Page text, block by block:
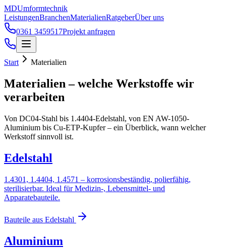
Zum Hauptinhalt springen
MDUmformtechnik
LeistungenBranchenMaterialienRatgeberÜber uns
0361 3459517Projekt anfragen
Start Materialien
Materialien – welche Werkstoffe wir
verarbeiten
Von DC04-Stahl bis 1.4404-Edelstahl, von EN AW-1050-
Aluminium bis Cu-ETP-Kupfer – ein Überblick, wann welcher
Werkstoff sinnvoll ist.
Edelstahl
1.4301, 1.4404, 1.4571 – korrosionsbeständig, polierfähig,
sterilisierbar. Ideal für Medizin-, Lebensmittel- und
Apparatebauteile.
Bauteile aus Edelstahl
Aluminium